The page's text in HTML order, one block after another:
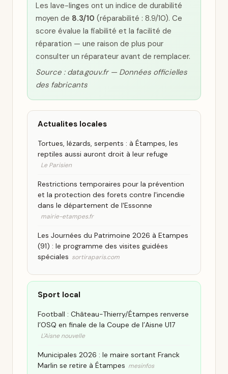
Les lave-linges ont un indice de durabilité
moyen de 8.3/10 (réparabilité : 8.9/10). Ce
score évalue la fiabilité et la facilité de
réparation — une raison de plus pour
consulter un réparateur avant de remplacer.
Source : data.gouv.fr — Données officielles
des fabricants
Actualites locales
Tortues, lézards, serpents : à Étampes, les
reptiles aussi auront droit à leur refuge
Le Parisien
Restrictions temporaires pour la prévention
et la protection des forets contre l'incendie
dans le département de l'Essonne
mairie-etampes.fr
Les Journées du Patrimoine 2026 à Etampes
(91) : le programme des visites guidées
spéciales sortiraparis.com
Sport local
Football : Château-Thierry/Étampes renverse
l’OSQ en finale de la Coupe de l’Aisne U17
L'Aisne nouvelle
Municipales 2026 : le maire sortant Franck
Marlin se retire à Étampes mesinfos